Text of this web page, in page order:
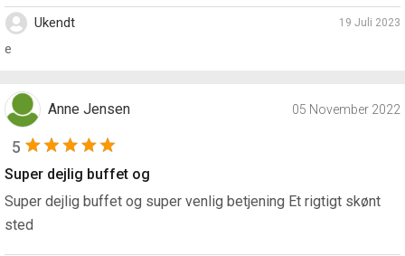
Ukendt 19 Juli 2023
e
Anne Jensen 05 November 2022
5
Super dejlig buffet og
Super dejlig buffet og super venlig betjening Et rigtigt skønt
sted